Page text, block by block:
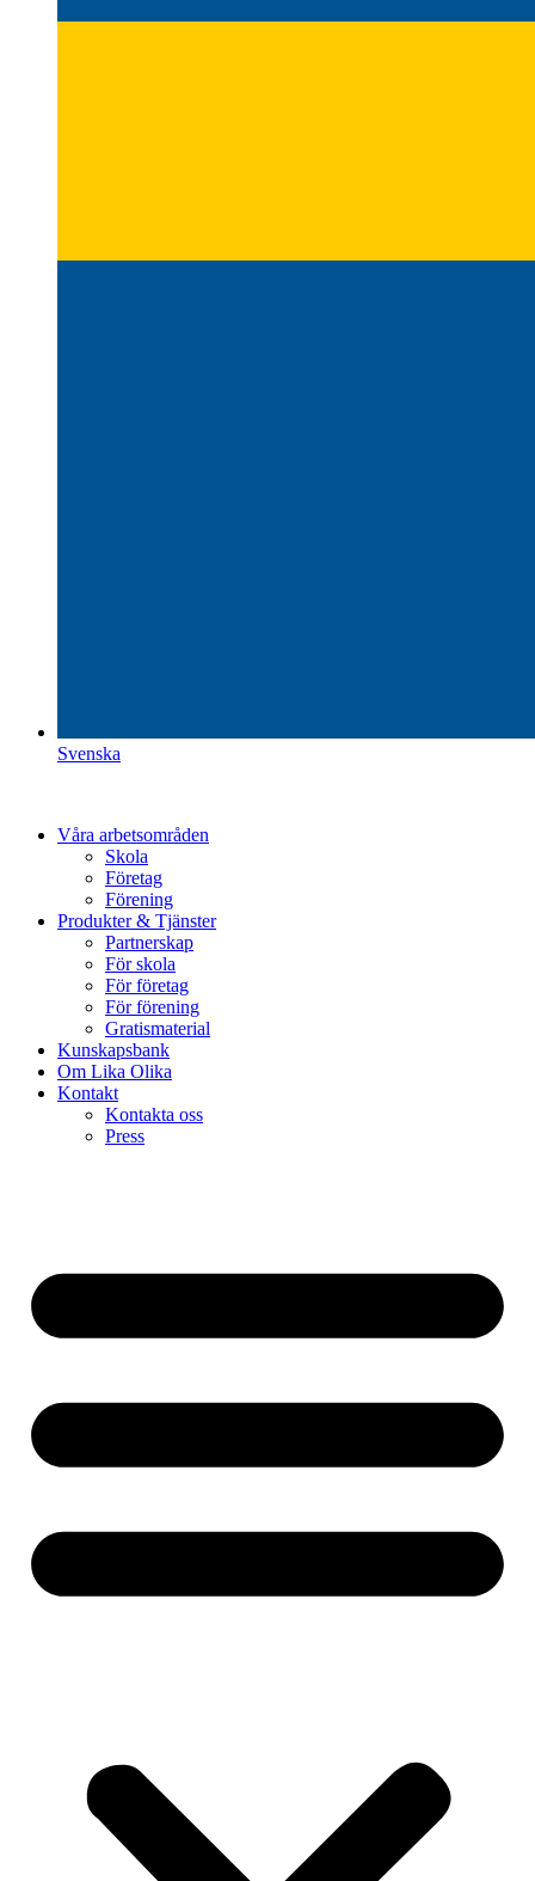
Svenska
Våra arbetsområden
Skola
Företag
Förening
Produkter & Tjänster
Partnerskap
För skola
För företag
För förening
Gratismaterial
Kunskapsbank
Om Lika Olika
Kontakt
Kontakta oss
Press